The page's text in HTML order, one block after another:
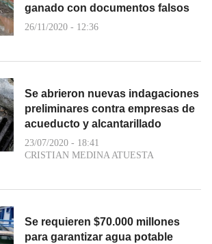
ganado con documentos falsos
26/11/2020 - 12:36
Se abrieron nuevas indagaciones
preliminares contra empresas de
acueducto y alcantarillado
23/07/2020 - 18:41
CRISTIAN MEDINA ATUESTA
Se requieren $70.000 millones
para garantizar agua potable